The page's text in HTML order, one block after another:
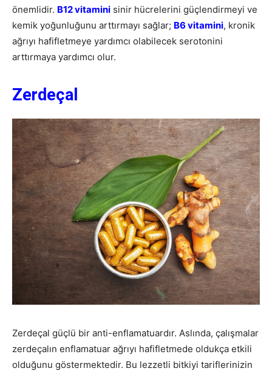
önemlidir. B12 vitamini sinir hücrelerini güçlendirmeyi ve
kemik yoğunluğunu arttırmayı sağlar; B6 vitamini, kronik
ağrıyı hafifletmeye yardımcı olabilecek serotonini
arttırmaya yardımcı olur.
Zerdeçal
Zerdeçal güçlü bir anti-enflamatuardır. Aslında, çalışmalar
zerdeçalın enflamatuar ağrıyı hafifletmede oldukça etkili
olduğunu göstermektedir. Bu lezzetli bitkiyi tariflerinizin